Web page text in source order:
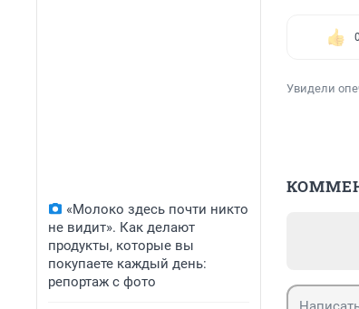
«Молоко здесь почти никто
не видит». Как делают
продукты, которые вы
покупаете каждый день:
репортаж с фото
0
Увидели